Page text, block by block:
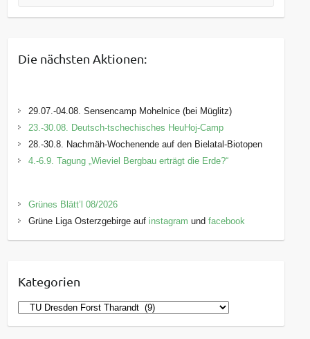
Die nächsten Aktionen:
29.07.-04.08. Sensencamp Mohelnice (bei Müglitz)
23.-30.08. Deutsch-tschechisches HeuHoj-Camp
28.-30.8. Nachmäh-Wochenende auf den Bielatal-Biotopen
4.-6.9. Tagung „Wieviel Bergbau erträgt die Erde?“
Grünes Blätt’l 08/2026
Grüne Liga Osterzgebirge auf instagram undfacebook
Kategorien
a